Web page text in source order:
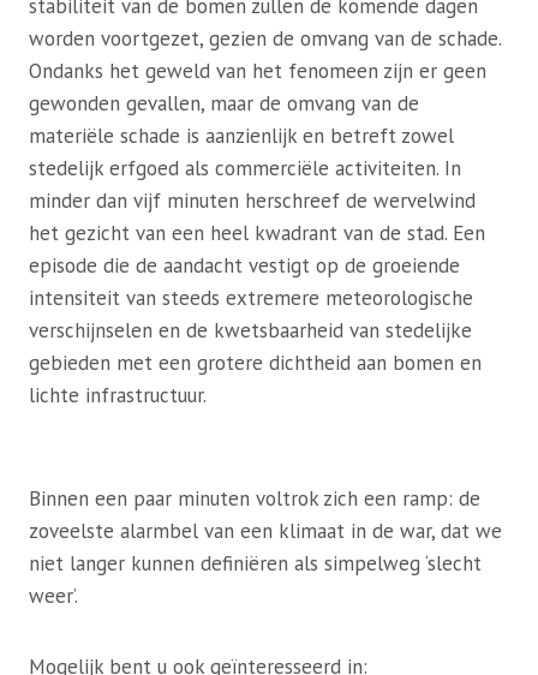
stabiliteit van de bomen zullen de komende dagen
worden voortgezet, gezien de omvang van de schade.
Ondanks het geweld van het fenomeen zijn er geen
gewonden gevallen, maar de omvang van de
materiële schade is aanzienlijk en betreft zowel
stedelijk erfgoed als commerciële activiteiten. In
minder dan vijf minuten herschreef de wervelwind
het gezicht van een heel kwadrant van de stad. Een
episode die de aandacht vestigt op de groeiende
intensiteit van steeds extremere meteorologische
verschijnselen en de kwetsbaarheid van stedelijke
gebieden met een grotere dichtheid aan bomen en
lichte infrastructuur.
Binnen een paar minuten voltrok zich een ramp: de
zoveelste alarmbel van een klimaat in de war, dat we
niet langer kunnen definiëren als simpelweg ‘slecht
weer’.
Mogelijk bent u ook geïnteresseerd in: